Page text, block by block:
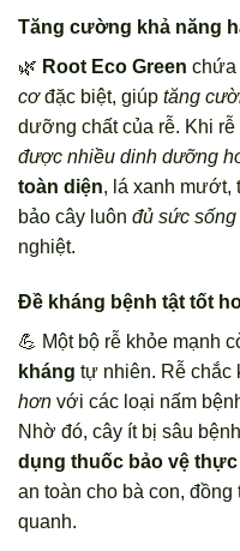
Tăng cường khả năng
🌿 Root Eco Green chứa
cơđặc biệt, giúp tăng
dưỡng chất của rễ. Khi
được nhiều dinh dưỡng
toàn diện, lá xanh mướt,
bảo cây luôn đủ sức sống
nghiệt.
Đề kháng bệnh tật tốt
💪 Một bộ rễ khỏe mạnh
kháng tự nhiên. Rễ chắc
hơn với các loại nấm
Nhờ đó, cây ít bị sâu
dụng thuốc bảo vệ thực
an toàn cho bà con, đồng
quanh.